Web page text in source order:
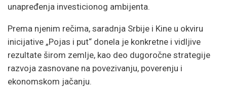
unapređenja investicionog ambijenta.
Prema njenim rečima, saradnja Srbije i Kine u okviru
inicijative „Pojas i put“ donela je konkretne i vidljive
rezultate širom zemlje, kao deo dugoročne strategije
razvoja zasnovane na povezivanju, poverenju i
ekonomskom jačanju.